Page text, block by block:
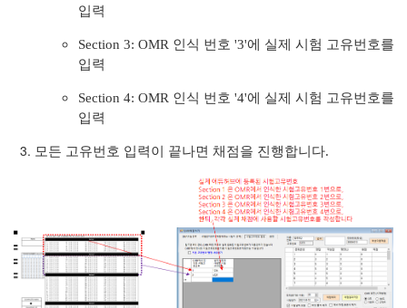
기
입력
Section 3: OMR 인식 번호 '3'에 실제 시험 고유번호를
입력
Section 4: OMR 인식 번호 '4'에 실제 시험 고유번호를
입력
모든 고유번호 입력이 끝나면 채점을 진행합니다.